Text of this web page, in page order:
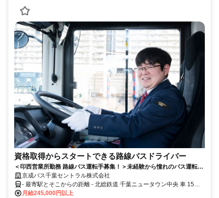
資格取得からスタートできる路線バスドライバー
＜印西営業所勤務 路線バス運転手募集！＞未経験から憧れのバス運転手
デビュー！未経験スタートでも安心の運転士養成制度があります♪大型二
種免許取得の教習費用は当社が全額負担！
京成バス千葉セントラル株式会社
- 最寄駅とそこからの距離 - 北総鉄道 千葉ニュータウン中央 車 15分
北総鉄道 印西牧の原 車 11分
月給245,000円以上